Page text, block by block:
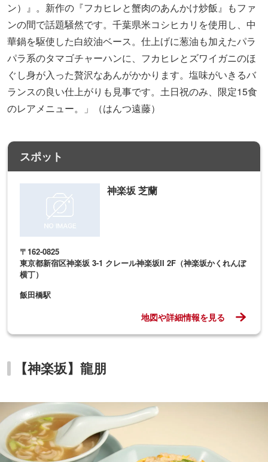
ン）』。新作の『フカヒレと蟹肉のあんかけ炒飯』もファ
ンの間で話題騒然です。千葉県米コシヒカリを使用し、中
華鍋を駆使した白絞油ベース。仕上げに葱油も加えたパラ
パラ系のタマゴチャーハンに、フカヒレとズワイガニのほ
ぐし身が入った贅沢なあんがかかります。塩味がいきるバ
ランスの良い仕上がりも見事です。土日祝のみ、限定15食
のレアメニュー。」（はんつ遠藤）
スポット
神楽坂 芝蘭
〒162-0825
東京都新宿区神楽坂 3-1 クレール神楽坂II 2F（神楽坂かくれんぼ
横丁）
飯田橋駅
地図や詳細情報を見る
【神楽坂】龍朋